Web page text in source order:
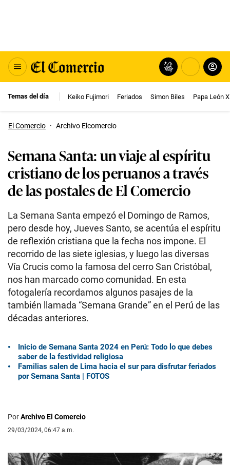
Temas del día Keiko Fujimori Feriados Simon Biles Papa León
El Comercio · Archivo Elcomercio
Semana Santa: un viaje al espíritu
cristiano de los peruanos a través
de las postales de El Comercio
La Semana Santa empezó el Domingo de Ramos,
pero desde hoy, Jueves Santo, se acentúa el espíritu
de reflexión cristiana que la fecha nos impone. El
recorrido de las siete iglesias, y luego las diversas
Vía Crucis como la famosa del cerro San Cristóbal,
nos han marcado como comunidad. En esta
fotogalería recordamos algunos pasajes de la
también llamada “Semana Grande” en el Perú de las
décadas anteriores.
Inicio de Semana Santa 2024 en Perú: Todo lo que debes
saber de la festividad religiosa
Familias salen de Lima hacia el sur para disfrutar feriados
por Semana Santa | FOTOS
PorArchivo El Comercio
29/03/2024, 06:47 a.m.